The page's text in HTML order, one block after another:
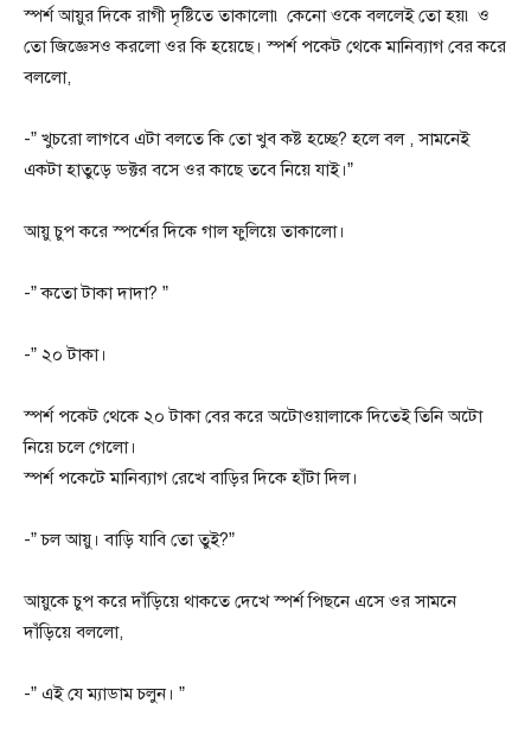
স্পর্শ আয়ুর দিকে রাগী দৃষ্টিতে তাকালো৷ কেনো ওকে বললেই তো হয়৷ ও
তো জিজ্ঞেসও করলো ওর কি হয়েছে। স্পর্শ পকেট থেকে মানিব্যাগ বের করে
বললো,
-” খুচরো লাগবে এটা বলতে কি তো খুব কষ্ট হচ্ছে? হলে বল , সামনেই
একটা হাতুড়ে ডক্টর বসে ওর কাছে তবে নিয়ে যাই।”
আয়ু চুপ করে স্পর্শের দিকে গাল ফুলিয়ে তাকালো।
-” কতো টাকা দাদা? ”
-” ২০ টাকা।
স্পর্শ পকেট থেকে ২০ টাকা বের করে অটোওয়ালাকে দিতেই তিনি অটো
নিয়ে চলে গেলো।
স্পর্শ পকেটে মানিব্যাগ রেখে বাড়ির দিকে হাঁটা দিল।
-” চল আয়ু। বাড়ি যাবি তো তুই?”
আয়ুকে চুপ করে দাঁড়িয়ে থাকতে দেখে স্পর্শ পিছনে এসে ওর সামনে
দাঁড়িয়ে বললো,
-” এই যে ম্যাডাম চলুন। ”